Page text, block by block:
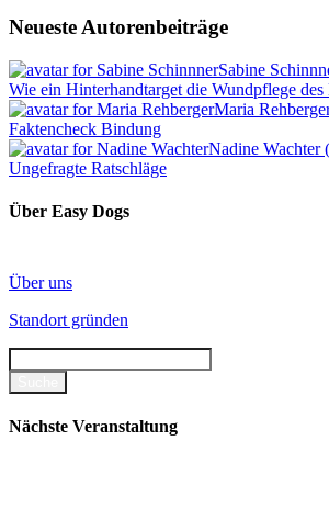
Neueste Autorenbeiträge
Sabine
Wie ein Hinterhandtarget die Wundpflege
Maria
Faktencheck Bindung
Nadine Wachter(
Ungefragte Ratschläge
Über Easy Dogs
Über uns
Standort gründen
Nächste Veranstaltung